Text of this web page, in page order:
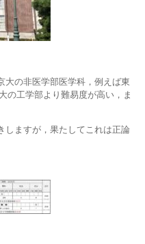
大の非医学部医学科，例えば東
の工学部より難易度が高い，ま
しますが，果たしてこれは正論